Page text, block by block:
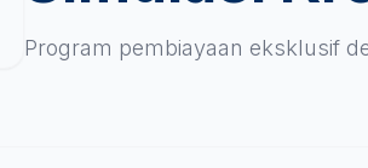
Program pembiayaan eksklusif